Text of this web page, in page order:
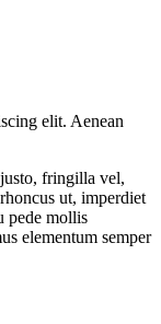
elit. Aenean
fringilla vel,
ut, imperdiet
pede mollis
elementum semper